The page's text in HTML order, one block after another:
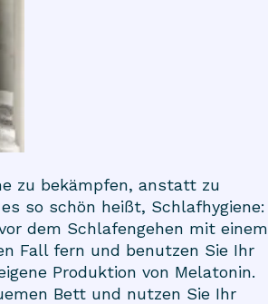
zu bekämpfen, anstatt zu
so schön heißt, Schlafhygiene:
dem Schlafengehen mit einem
Fall fern und benutzen Sie Ihr
Produktion von Melatonin.
Bett und nutzen Sie Ihr